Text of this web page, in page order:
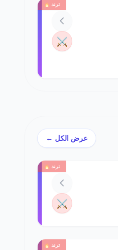
ترند 🔥
⚔️
عرض الكل ←
ترند 🔥
⚔️
ترند 🔥